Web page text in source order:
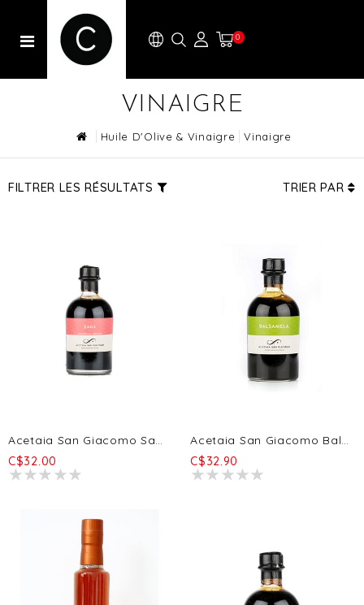
0
VINAIGRE
Huile D'Olive & Vinaigre Vinaigre
FILTRER LES RÉSULTATS TRIER PAR
Acetaia San Giacomo Saba BIO 250ml
C$32.00
Acetaia San Giacomo Balsamela BIO 250ml
C$32.90